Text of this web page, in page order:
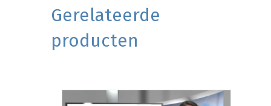
Gerelateerde
producten